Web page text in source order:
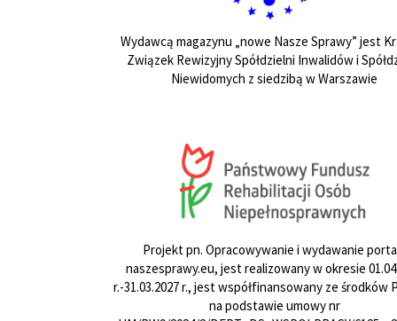
Wydawcą magazynu „nowe Nasze Sprawy” jest
Związek Rewizyjny Spółdzielni Inwalidów i
Niewidomych z siedzibą w Warszawie
Projekt pn. Opracowywanie i wydawanie
naszesprawy.eu, jest realizowany w okresie
r.-31.03.2027 r., jest współfinansowany ze środków
na podstawie umowy nr